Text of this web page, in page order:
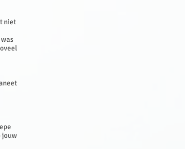
niet
jouw